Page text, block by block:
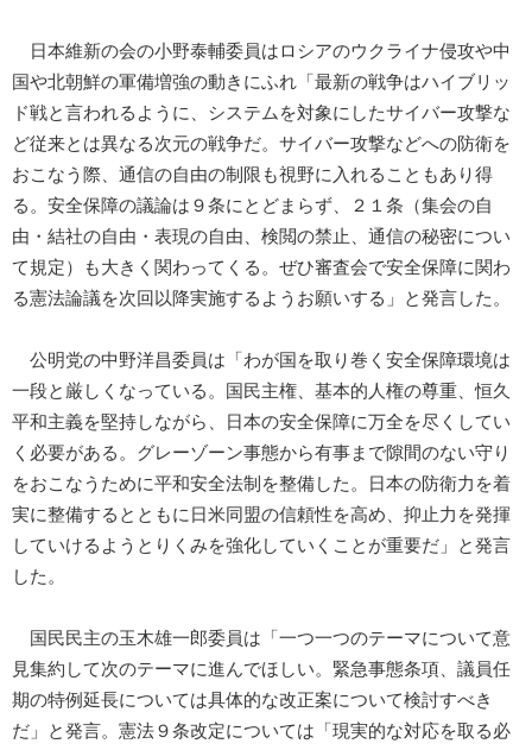
日本維新の会の小野泰輔委員はロシアのウクライナ侵攻や中
国や北朝鮮の軍備増強の動きにふれ「最新の戦争はハイブリッ
ド戦と言われるように、システムを対象にしたサイバー攻撃な
ど従来とは異なる次元の戦争だ。サイバー攻撃などへの防衛を
おこなう際、通信の自由の制限も視野に入れることもあり得
る。安全保障の議論は９条にとどまらず、２１条（集会の自
由・結社の自由・表現の自由、検閲の禁止、通信の秘密につい
て規定）も大きく関わってくる。ぜひ審査会で安全保障に関わ
る憲法論議を次回以降実施するようお願いする」と発言した。
公明党の中野洋昌委員は「わが国を取り巻く安全保障環境は
一段と厳しくなっている。国民主権、基本的人権の尊重、恒久
平和主義を堅持しながら、日本の安全保障に万全を尽くしてい
く必要がある。グレーゾーン事態から有事まで隙間のない守り
をおこなうために平和安全法制を整備した。日本の防衛力を着
実に整備するとともに日米同盟の信頼性を高め、抑止力を発揮
していけるようとりくみを強化していくことが重要だ」と発言
した。
国民民主の玉木雄一郎委員は「一つ一つのテーマについて意
見集約して次のテーマに進んでほしい。緊急事態条項、議員任
期の特例延長については具体的な改正案について検討すべき
だ」と発言。憲法９条改定については「現実的な対応を取る必